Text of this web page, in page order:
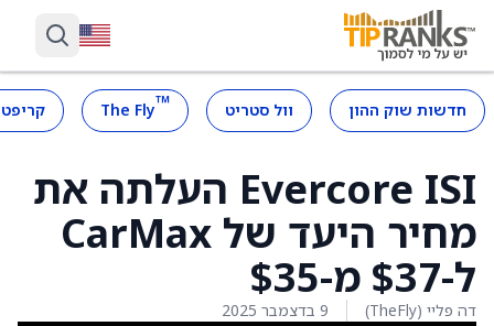
חדשות שוק ההון וול סטריט ™
The Fly
Evercore ISI העלתה את
מחיר היעד של CarMax
ל-$37 מ-$35
דה פליי (TheFly) 9 בדצמבר 2025